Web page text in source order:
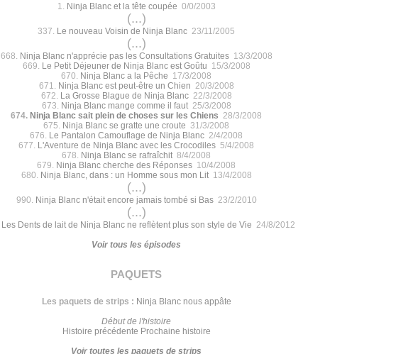
1. Ninja Blanc et la tête coupée 0/0/2003
(...)
337. Le nouveau Voisin de Ninja Blanc 23/11/2005
(...)
668. Ninja Blanc n'apprécie pas les Consultations Gratuites13/3/2008
669. Le Petit Déjeuner de Ninja Blanc est Goûtu 15/3/2008
670. Ninja Blanc a la Pêche 17/3/2008
671.
Ninja Blanc est peut-être un Chien 20/3/2008
672. La Grosse Blague de Ninja Blanc22/3/2008
673. Ninja Blanc mange comme il faut25/3/2008
674. Ninja Blanc sait plein de choses sur les Chiens 28/3/2008
675. Ninja Blanc se gratte une croute 31/3/2008
676. Le Pantalon Camouflage de Ninja Blanc 2/4/2008
677. L'Aventure de Ninja Blanc avec les Crocodiles 5/4/2008
678. Ninja Blanc se rafraîchit 8/4/2008
679. Ninja Blanc cherche des Réponses 10/4/2008
680. Ninja Blanc, dans : un Homme sous mon Lit13/4/2008
(...)
990. Ninja Blanc n'était encore jamais tombé si Bas23/2/2010
(...)
Les Dents de lait de Ninja Blanc ne reflètent plus son style de Vie 24/8/2012
Voir tous les épisodes
paquets
Les paquets de strips : Ninja Blanc nous appâte
Début de l'histoire
Histoire précédente Prochaine histoire
Voir toutes les paquets de strips